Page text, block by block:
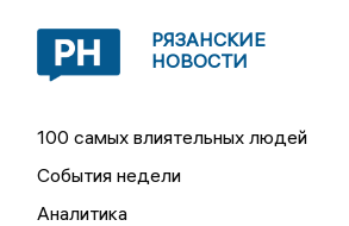
РЯЗАНСКИЕ
НОВОСТИ
100 самых влиятельных людей
События недели
Аналитика